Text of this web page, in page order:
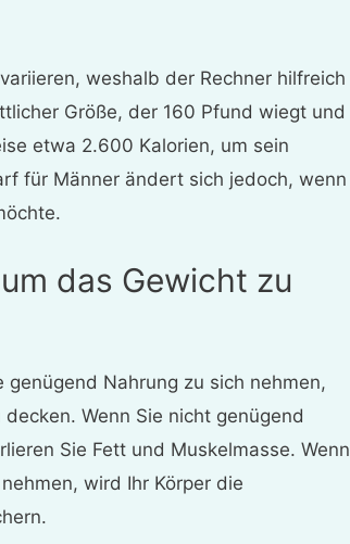
weshalb der Rechner hilfreich
Größe, der 160 Pfund wiegt und
etwa 2.600 Kalorien, um sein
für Männer ändert sich jedoch, wenn
das Gewicht zu
Nahrung zu sich nehmen,
Wenn Sie nicht genügend
Sie Fett und Muskelmasse. Wenn
wird Ihr Körper die